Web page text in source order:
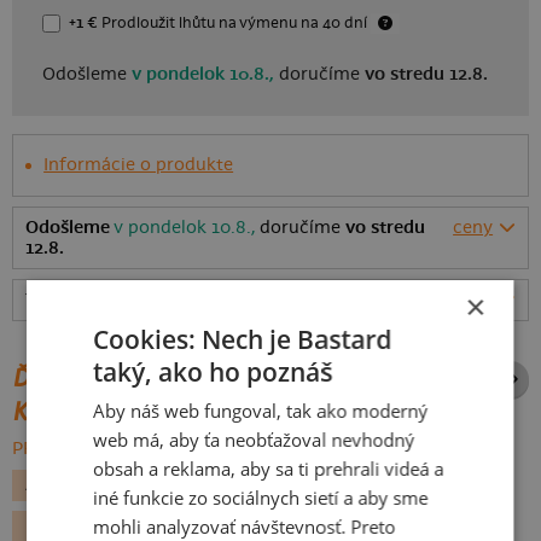
+1 € Prodloužit lhůtuna výmenu na 40 dní
Odošlemev pondelok 10.8., doručímevo stredu 12.8.
Informácie o produkte
Odošlemev pondelok 10.8., doručímevo stredu
12.8.
ceny
rozmery
ĎALŠIE POTLAČE Z ROVNAKEJ
KATEGÓRIE
PREHĽADÁVAŤ VŠETKO:
ALKOHOL
PIVO
DEŇ OTCOV
PRÍLEŽITOSTI PRE OCKA
×
Cookies: Nech je Bastard
taký, ako ho poznáš
Aby náš web fungoval, tak ako moderný
web má, aby ťa neobťažoval nevhodný
obsah a reklama, aby sa ti prehrali videá a
iné funkcie zo sociálnych sietí a aby sme
mohli analyzovať návštevnosť. Preto